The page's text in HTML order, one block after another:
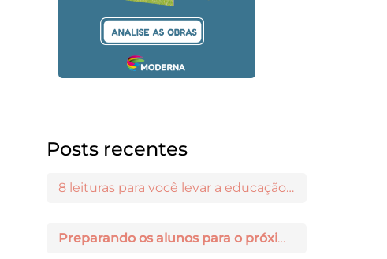
Posts recentes
8 leituras para você levar a educação maker para a sala de aula
Preparando os alunos para o próximo ano: 3 dicas práticas